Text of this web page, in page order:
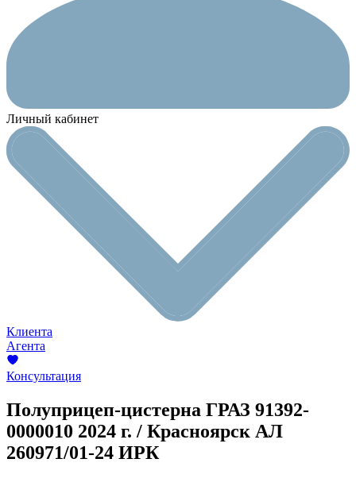
Личный кабинет
Клиента
Агента
Консультация
Полуприцеп-цистерна ГРАЗ 91392-
0000010 2024 г. / Красноярск АЛ
260971/01-24 ИРК